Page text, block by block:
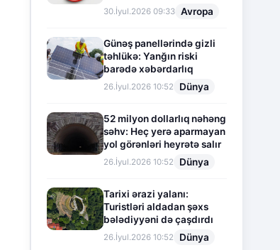
30.İyul.2026 09:33 Avropa
Günəş panellərində gizli
təhlükə: Yanğın riski
barədə xəbərdarlıq
26.İyul.2026 10:52 Dünya
52 milyon dollarlıq nəhəng
səhv: Heç yerə aparmayan
yol görənləri heyrətə salır
26.İyul.2026 10:52 Dünya
Tarixi ərazi yalanı:
Turistləri aldadan şəxs
bələdiyyəni də çaşdırdı
26.İyul.2026 10:52 Dünya